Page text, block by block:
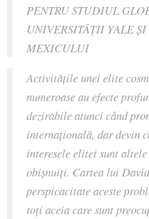
PENTRU STUDIUL
UNIVERSITĂŢII YALE
MEXICULUI
Activităţile unei elite
numeroase au efecte
dezirabile atunci când
internaţională, dar devin
interesele elitei sunt
obişnuiţi. Cartea lui
perspicacitate aceste
toţi aceia care sunt